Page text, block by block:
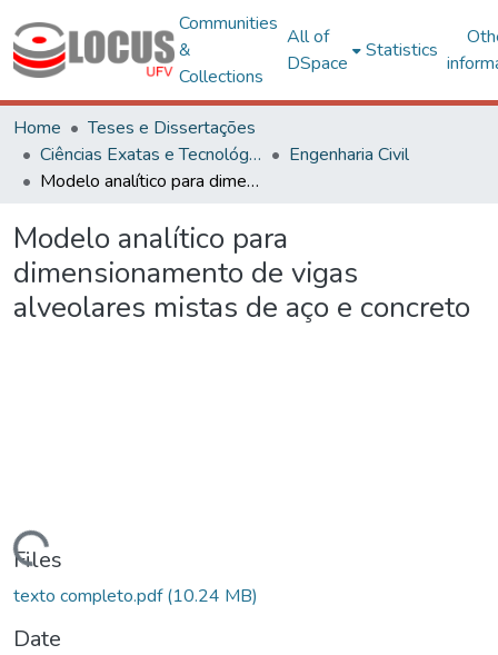
Communities
&
Collections
All of
DSpace
Statistics
Home
Teses e Dissertações
Ciências Exatas e Tecnológicas
Engenharia Civil
Modelo analítico para dimensionamento de vigas alveolares mistas de aço e concreto
Modelo analítico para
dimensionamento de vigas
alveolares mistas de aço e concreto
Files
texto completo.pdf(10.24 MB)
Date